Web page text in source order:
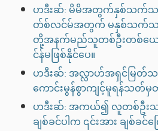
ဟဒီးဆ်: မိမိအတွက်နှစ်သက်သ
တ်စ်လင်မ်အတွက် မနှစ်သက်သ
တို့အနက်မည်သူတစ်ဦးတစ်ယေ
င်န်မဖြစ်နိုင်ပေ။
ဟဒီးဆ်: အလ္လာဟ်အရှင်မြတ်
ကောင်းမွန်စွာကျင့်မူရန်သတ်မှ
ဟဒီးဆ်: အကယ်၍ လူတစ်ဦးသ
ချစ်ခင်ပါက ၎င်းအား ချစ်ခင်